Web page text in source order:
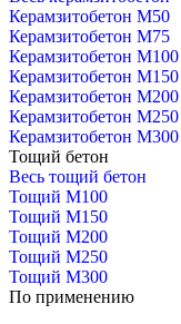
Керамзитобетон М50
Керамзитобетон М75
Керамзитобетон М100
Керамзитобетон М150
Керамзитобетон М200
Керамзитобетон М250
Керамзитобетон М300
Тощий бетон
Весь тощий бетон
Тощий М100
Тощий М150
Тощий М200
Тощий М250
Тощий М300
По применению